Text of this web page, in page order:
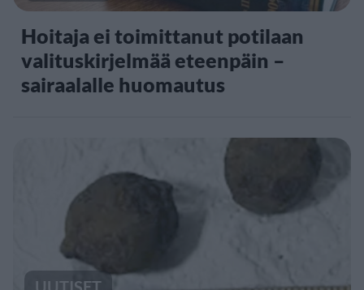
Hoitaja ei toimittanut potilaan
valituskirjelmää eteenpäin –
sairaalalle huomautus